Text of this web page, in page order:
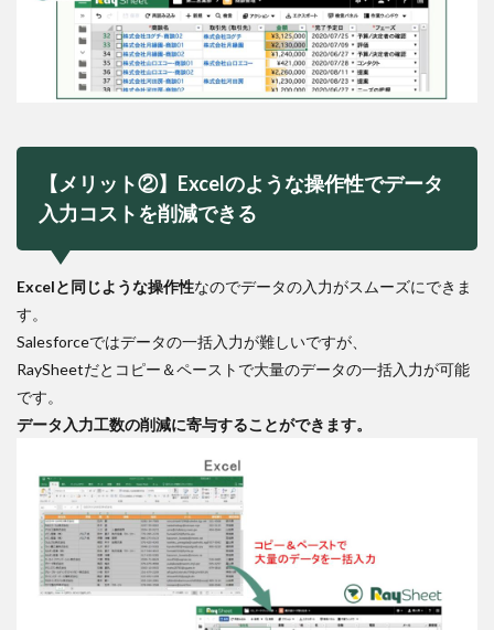
【メリット②】Excelのような操作性でデータ
入力コストを削減できる
Excelと同じような操作性なのでデータの入力がスムーズにできま
す。
Salesforceではデータの一括入力が難しいですが、
RaySheetだとコピー＆ペーストで大量のデータの一括入力が可能
です。
データ入力工数の削減に寄与することができます。